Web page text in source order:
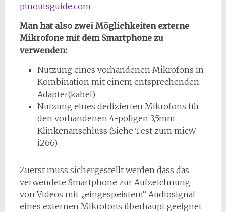
pinoutsguide.com
Man hat also zwei Möglichkeiten externe
Mikrofone mit dem Smartphone zu
verwenden:
Nutzung eines vorhandenen Mikrofons in
Kombination mit einem entsprechenden
Adapter(kabel)
Nutzung eines dedizierten Mikrofons für
den vorhandenen 4-poligen 3,5mm
Klinkenanschluss (Siehe Test zum micW
i266)
Zuerst muss sichergestellt werden dass das
verwendete Smartphone zur Aufzeichnung
von Videos mit „eingespeistem“ Audiosignal
eines externen Mikrofons überhaupt geeignet